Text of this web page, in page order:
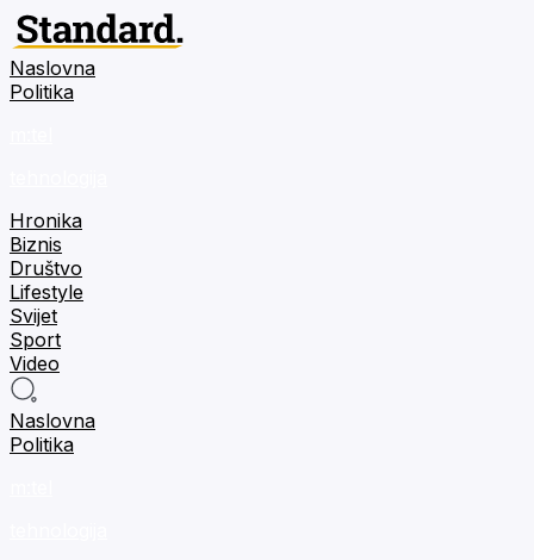
Naslovna
Politika
Hronika
Biznis
Društvo
Lifestyle
Svijet
Sport
Video
Naslovna
Politika